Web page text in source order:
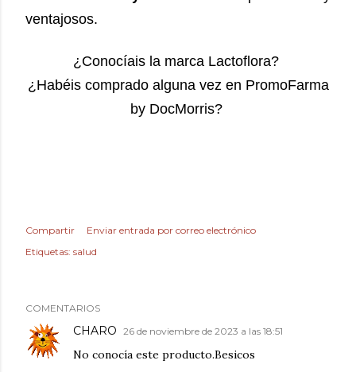
ventajosos.
¿Conocíais la marca Lactoflora?
¿Habéis comprado alguna vez en PromoFarma
by DocMorris?
Compartir
Enviar entrada por correo electrónico
Etiquetas: salud
COMENTARIOS
CHARO 26 de noviembre de 2023 a las 18:51
No conocía este producto.Besicos